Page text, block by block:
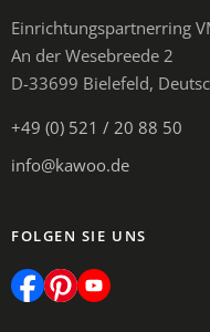
Einrichtungspartnerring
An der Wesebreede 2
D-33699 Bielefeld,
+49 (0) 521 / 20 88 50
info@kawoo.de
FOLGEN SIE UNS